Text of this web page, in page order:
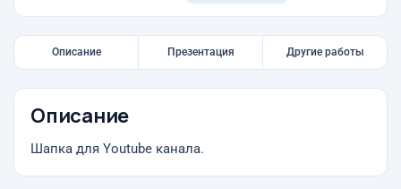
Описание Презентация Другие работы
Описание
Шапка для Youtube канала.